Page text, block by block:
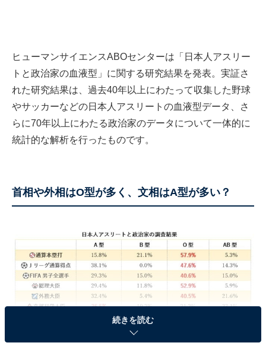
ヒューマンサイエンスABOセンターは「日本人アスリー
トと政治家の血液型」に関する研究結果を発表。実証さ
れた研究結果は、過去40年以上にわたって収集した野球
やサッカーなどの日本人アスリートの血液型データ、さ
らに70年以上にわたる政治家のデータについて一体的に
統計的な解析を行ったものです。
首相や外相はO型が多く、文相はA型が多い？
日本人アスリートと政治家の血液型調査結果
続きを読む